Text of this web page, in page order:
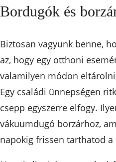
Bordugók és
Biztosan vagyunk benne,
az, hogy egy otthoni
valamilyen módon
Egy családi ünnepségen
csepp egyszerre elfogy.
vákuumdugó borzárhoz,
napokig frissen tarthatod